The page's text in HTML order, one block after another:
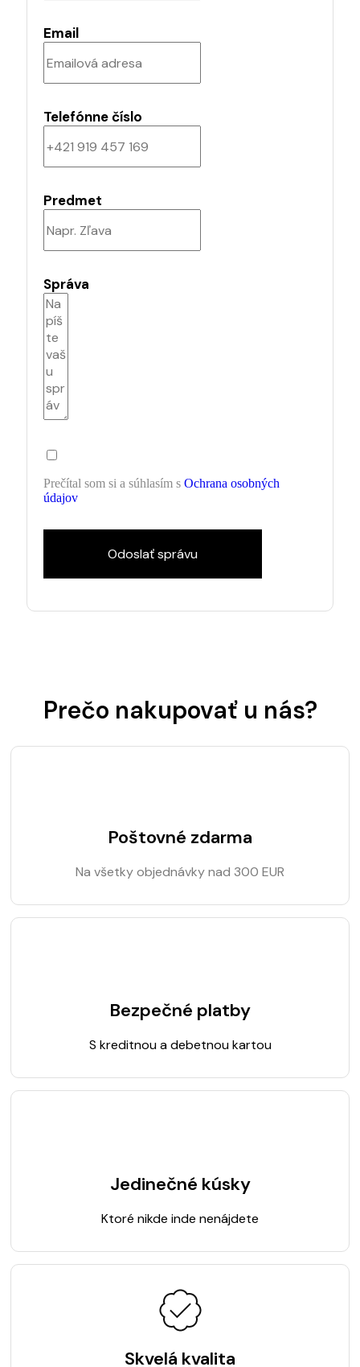
Email
Telefónne číslo
Predmet
Správa
Prečítal som si a súhlasím s Ochrana osobných
údajov
Odoslať správu
Prečo nakupovať u nás?
Poštovné zdarma
Na všetky objednávky nad 300 EUR
Bezpečné platby
S kreditnou a debetnou kartou
Jedinečné kúsky
Ktoré nikde inde nenájdete
Skvelá kvalita